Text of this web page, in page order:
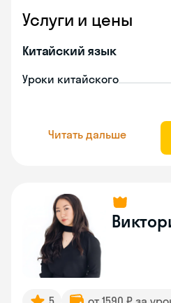
Услуги и цены
Китайский язык
Уроки китайского
Читать дальше